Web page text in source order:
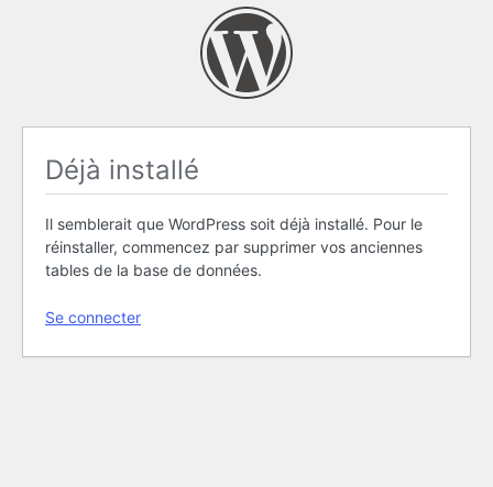
Déjà installé
Il semblerait que WordPress soit déjà installé. Pour le
réinstaller, commencez par supprimer vos anciennes
tables de la base de données.
Se connecter